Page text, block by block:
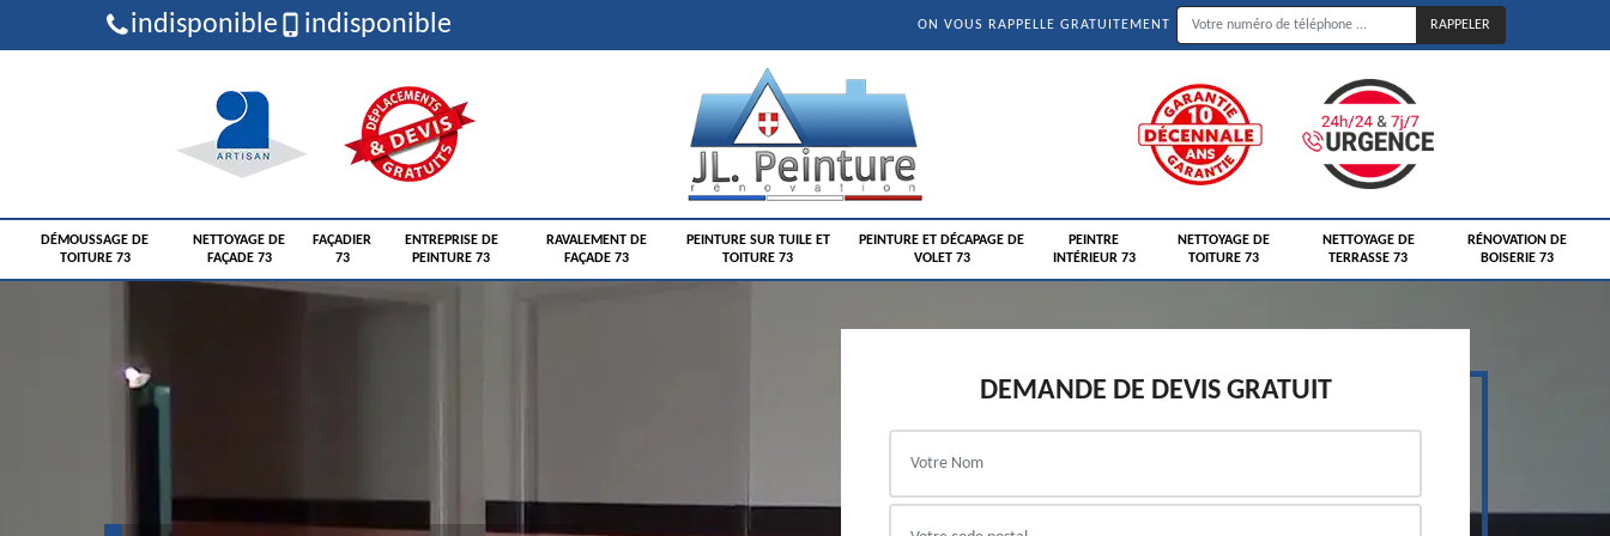
indisponible indisponible ON VOUS RAPPELLE GRATUITEMENT
DÉMOUSSAGE DE
TOITURE 73
NETTOYAGE DE
FAÇADE 73
FAÇADIER
73
ENTREPRISE DE
PEINTURE 73
RAVALEMENT DE
FAÇADE 73
PEINTURE SUR TUILE ET
TOITURE 73
PEINTURE ET DÉCAPAGE DE
VOLET 73
PEINTRE
INTÉRIEUR 73
NETTOYAGE DE
TOITURE 73
NETTOYAGE DE
TERRASSE 73
RÉNOVATION DE
BOISERIE 73
DEMANDE DE DEVIS GRATUIT